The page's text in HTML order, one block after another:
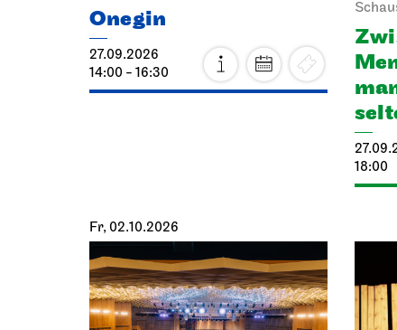
Onegin
27.09.2026
14:00 - 16:30
18:00
Fr, 02.10.2026